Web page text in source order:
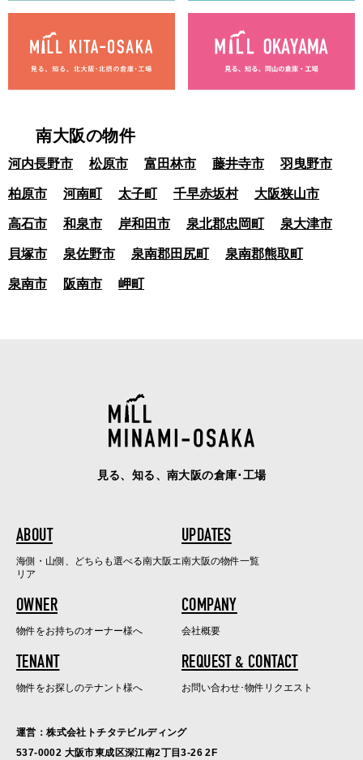
南大阪の物件
河内長野市 松原市 富田林市 藤井寺市 羽曳野市
柏原市 河南町 太子町 千早赤坂村 大阪狭山市
高石市 和泉市 岸和田市 泉北郡忠岡町 泉大津市
貝塚市 泉佐野市 泉南郡田尻町 泉南郡熊取町
泉南市 阪南市 岬町
見る、知る、南大阪の倉庫･工場
ABOUT
海側・山側、どちらも選べる南大阪エ
リア
UPDATES
南大阪の物件一覧
OWNER
物件をお持ちのオーナー様へ
COMPANY
会社概要
TENANT
物件をお探しのテナント様へ
REQUEST & CONTACT
お問い合わせ･物件リクエスト
運営：株式会社トチタテビルディング
537-0002 大阪市東成区深江南2丁目3-26 2F